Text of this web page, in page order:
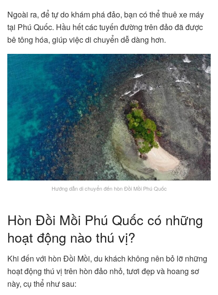
Ngoài ra, để tự do khám phá đảo, bạn có thể thuê xe máy
tại Phú Quốc. Hầu hết các tuyến đường trên đảo đã được
bê tông hóa, giúp việc di chuyển dễ dàng hơn.
Hướng dẫn di chuyển đến hòn Đồi Mồi Phú Quốc
Hòn Đồi Mồi Phú Quốc có những
hoạt động nào thú vị?
Khi đến với hòn Đồi Mồi, du khách không nên bỏ lỡ những
hoạt động thú vị trên hòn đảo nhỏ, tươi đẹp và hoang sơ
này, cụ thể như sau: